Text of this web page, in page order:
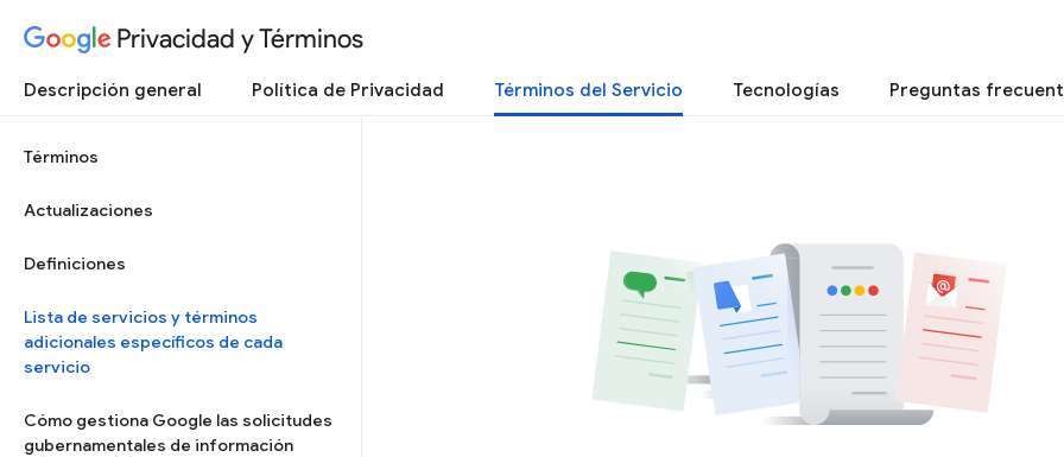
Privacidad y Términos
Descripción general Política de Privacidad Términos del Servicio Tecnologías Preguntas
Términos
Actualizaciones
Definiciones
Lista de servicios y términos
adicionales específicos de cada
servicio
Cómo gestiona Google las solicitudes
gubernamentales de información